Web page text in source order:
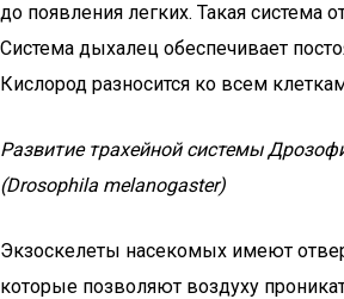
до появления легких. Такая система
Система дыхалец обеспечивает
Кислород разносится ко всем
Развитие трахейной системы
(Drosophila melanogaster)
Экзоскелеты насекомых имеют
которые позволяют воздуху